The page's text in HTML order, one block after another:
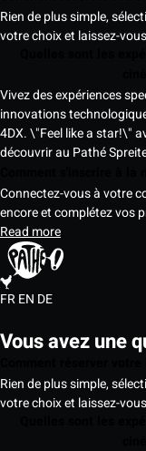
Rien de plus simple,
votre choix et laissez-
Vivez des expériences
innovations
4DX. \"Feel like a star!\"
découvrir au Pathé
Connectez-vous à votre
encore et complétez vos
Read more
FREN DE
Vous avez une
Rien de plus simple,
votre choix et laissez-